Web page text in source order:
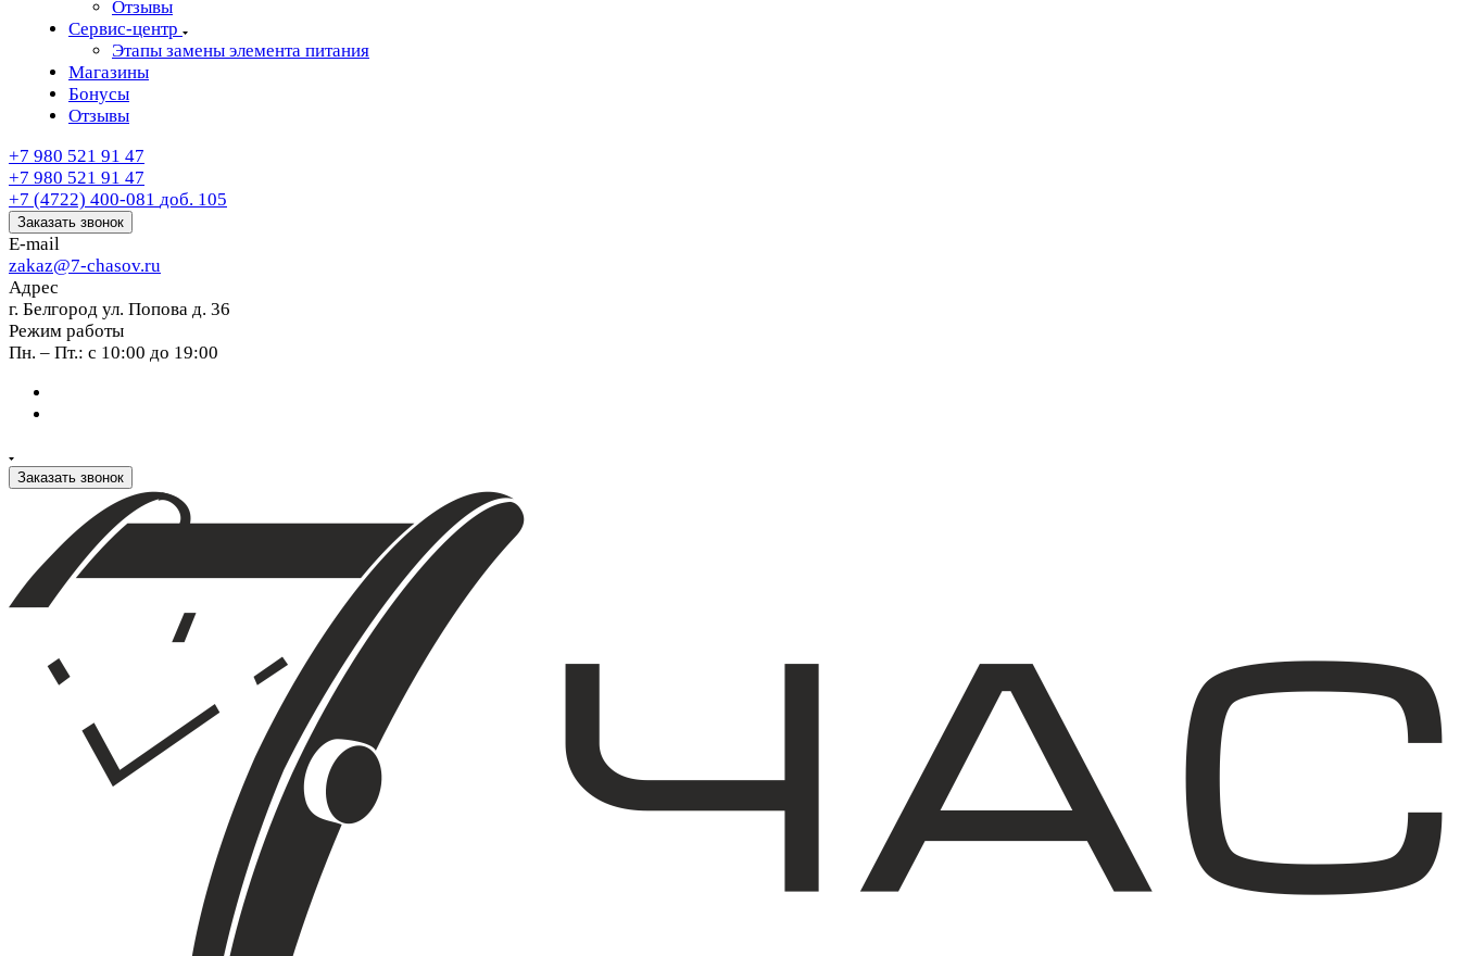
Отзывы
Сервис-центр
Этапы замены элемента питания
Магазины
Бонусы
Отзывы
+7 980 521 91 47
+7 980 521 91 47
+7 (4722) 400-081 доб. 105
Заказать звонок
E-mail
zakaz@7-chasov.ru
Адрес
г. Белгород ул. Попова д. 36
Режим работы
Пн. – Пт.: с 10:00 до 19:00
Заказать звонок